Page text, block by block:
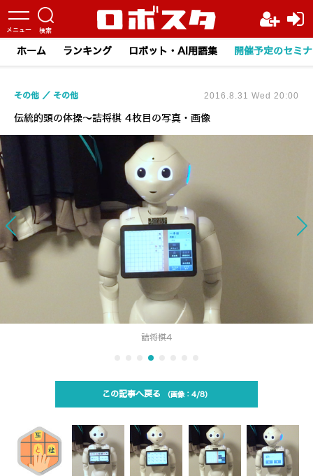
ホーム ランキング ロボット・AI用語集 開催予定のセミ
伝統的頭の体操～詰将棋 4枚目の写真・画像
その他 その他 2016.8.31 Wed 20:00
詰将棋4
この記事へ戻る 4/8